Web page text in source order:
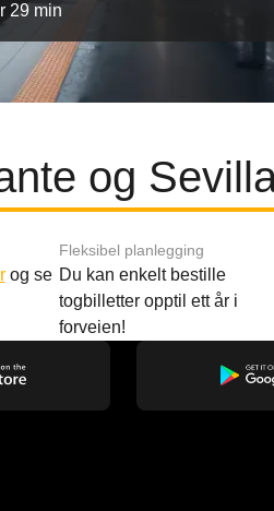
29 min
og
og se
Fleksibel planlegging
Du kan enkelt bestille
togbilletter opptil ett år i
forveien!